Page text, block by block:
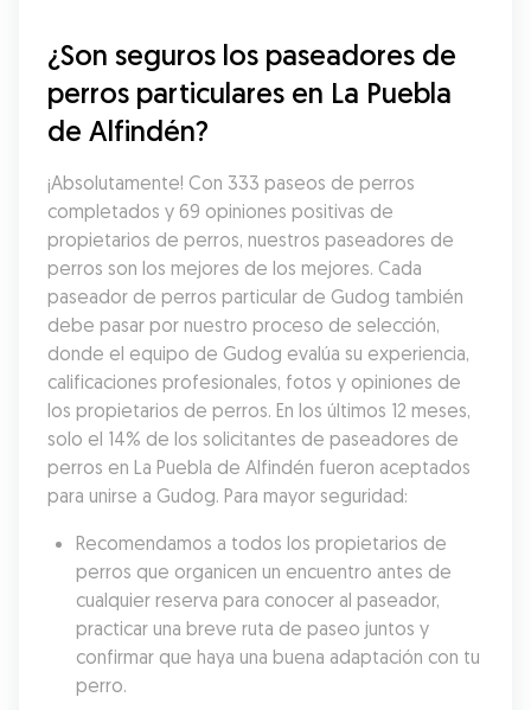
¿Son seguros los paseadores de
perros particulares en La Puebla
de Alfindén?
¡Absolutamente! Con 333 paseos de perros
completados y 69 opiniones positivas de
propietarios de perros, nuestros paseadores de
perros son los mejores de los mejores. Cada
paseador de perros particular de Gudog también
debe pasar por nuestro proceso de selección,
donde el equipo de Gudog evalúa su experiencia,
calificaciones profesionales, fotos y opiniones de
los propietarios de perros. En los últimos 12 meses,
solo el 14% de los solicitantes de paseadores de
perros en La Puebla de Alfindén fueron aceptados
para unirse a Gudog. Para mayor seguridad:
Recomendamos a todos los propietarios de
perros que organicen un encuentro antes de
cualquier reserva para conocer al paseador,
practicar una breve ruta de paseo juntos y
confirmar que haya una buena adaptación con tu
perro.